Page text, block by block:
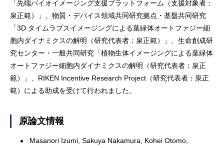
「先端バイオイメージング支援プラットフォーム（支援対象者：
泉正範）」、物質・デバイス領域共同研究拠点・基盤共同研究
「3D タイムラプスイメージングによる葉緑体オートファジー細
胞内ダイナミクスの解明（研究代表者：泉正範）」、生命創成研
究センター・一般共同研究「植物生体イメージングによる葉緑体
オートファジー細胞内ダイナミクスの解明（研究代表者：泉正
範）」、RIKEN Incentive Research Project（研究代表者：泉正
範）による助成を受けて行われました。
原論文情報
Masanori Izumi, Sakuya Nakamura, Kohei Otomo,